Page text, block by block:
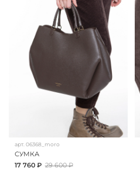
арт. 06368_moro
СУМКА
17 760 ₽ 29 600 ₽